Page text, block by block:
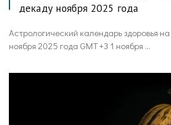
декаду ноября 2025 года
Астрологический календарь здоровья
ноября 2025 года GMT +3 1 ноября ...